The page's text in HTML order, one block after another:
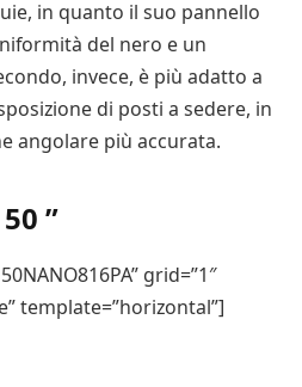
in quanto il suo pannello
del nero e un
invece, è più adatto a
di posti a sedere, in
angolare più accurata.
”
grid=”1″
template=”horizontal”]